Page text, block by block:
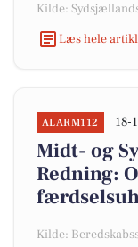
Kilde:
Læs hele
ALARM112 18-
Midt- og
Redning:
Kilde: